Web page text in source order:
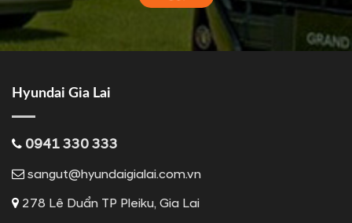
Hyundai Gia Lai
0941 330 333
sangut@hyundaigialai.com.vn
278 Lê Duẩn TP Pleiku, Gia Lai